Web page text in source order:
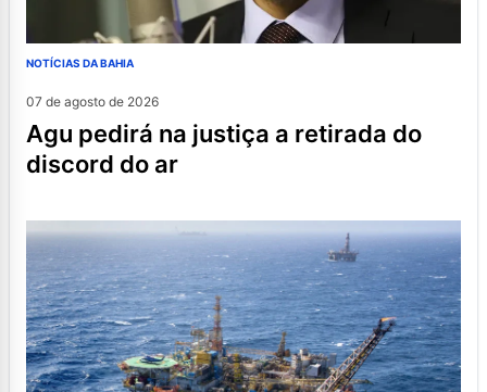
NOTÍCIAS DA BAHIA
07 de agosto de 2026
agu pedirá na justiça a retirada do
discord do ar